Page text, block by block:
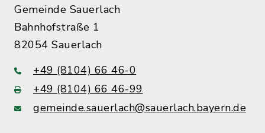
Gemeinde Sauerlach
Bahnhofstraße 1
82054 Sauerlach
+49 (8104) 66 46-0
+49 (8104) 66 46-99
gemeinde.sauerlach@sauerlach.bayern.de